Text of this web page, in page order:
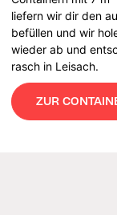
liefern wir dir den
befüllen und wir
wieder ab und
rasch in Leisach.
ZUR